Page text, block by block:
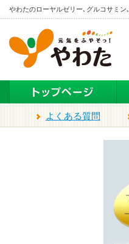
本
文
ま
で
キ
やわたのローヤルゼリー､グルコサミ
よくある質問